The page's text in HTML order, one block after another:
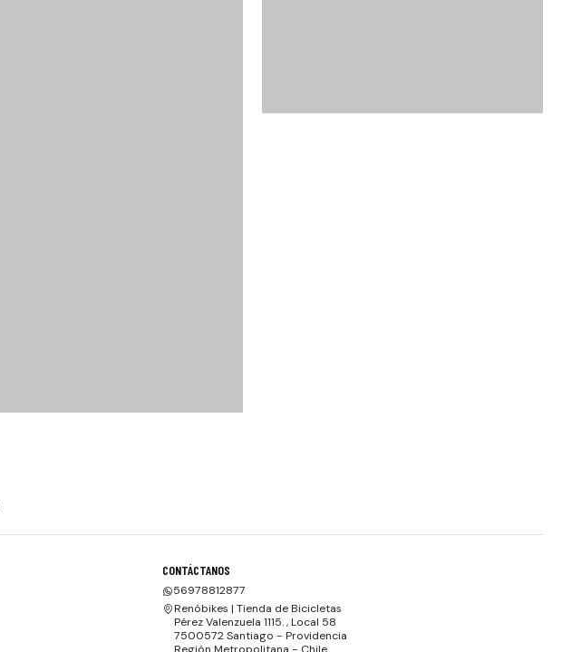
CONTÁCTANOS
56978812877
Renóbikes | Tienda de Bicicletas
Pérez Valenzuela 1115. , Local 58
7500572 Santiago - Providencia